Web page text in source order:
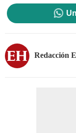
Redacción